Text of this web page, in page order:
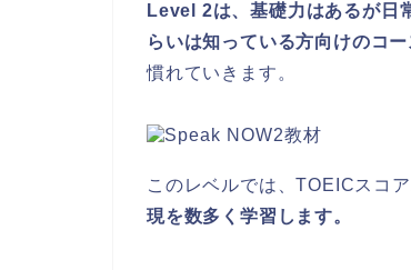
Level 2は、基礎力はあるが日
らいは知っている方向けのコ
慣れていきます。
このレベルでは、TOEICスコ
現を数多く学習します。